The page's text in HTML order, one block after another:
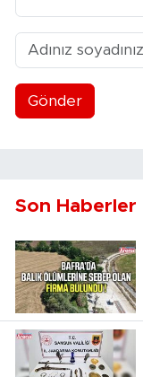
Gönder
Son Haberler